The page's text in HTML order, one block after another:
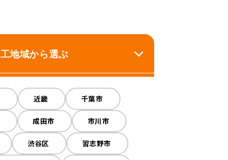
地域から選ぶ
その他工事 外構工事
近畿 千葉市
成田市 市川市
渋谷区 習志野市